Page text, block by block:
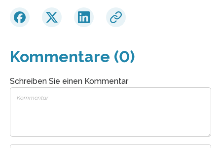
Kommentare (0)
Schreiben Sie einen Kommentar